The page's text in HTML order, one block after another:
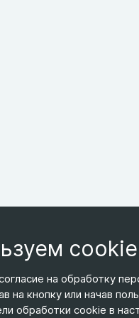
ТЕЛЕФОН
+7 495 266-65-67
ЭЛ.
cookie
на обработку
на кнопку или начав
обработки cookie в